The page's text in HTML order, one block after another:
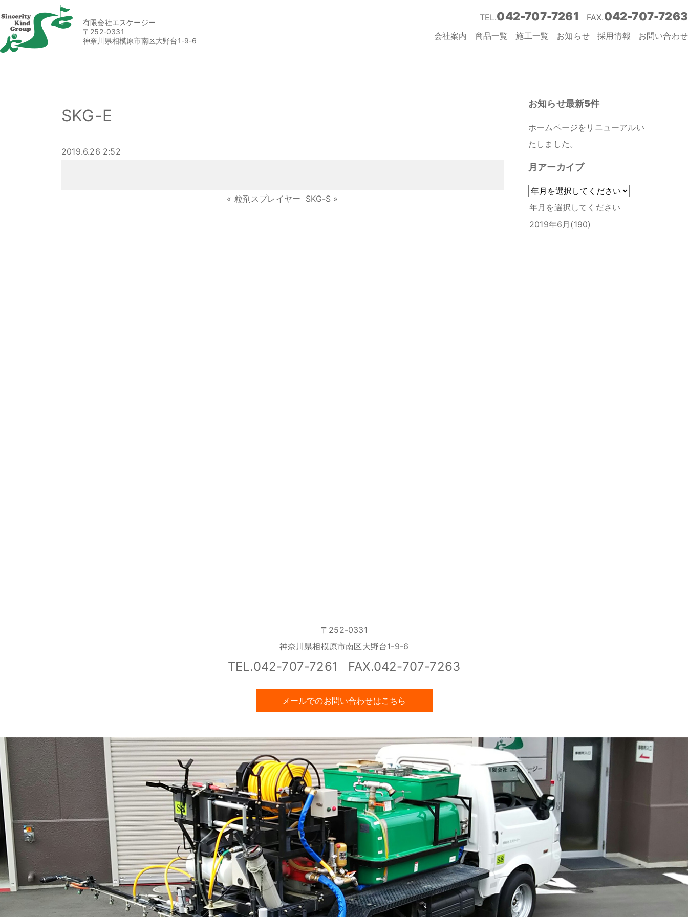
有限会社エスケージー
〒252-0331
神奈川県相模原市南区大野台1-9-6
TEL.042-707-7261 FAX.042-707-7263
会社案内 商品一覧 施工一覧 お知らせ 採用情報 お問い合わせ
SKG-E
2019.6.26 2:52
« 粒剤スプレイヤー SKG-S »
お知らせ最新5件
ホームページをリニューアルい
たしました。
月アーカイブ
〒252-0331
神奈川県相模原市南区大野台1-9-6
TEL.042-707-7261 FAX.042-707-7263
メールでのお問い合わせはこちら